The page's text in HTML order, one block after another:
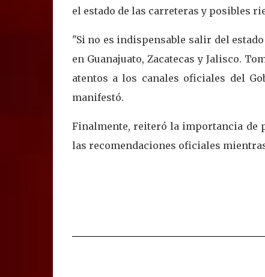
el estado de las carreteras y posibles
"Si no es indispensable salir del
en Guanajuato, Zacatecas y Jalisco.
atentos a los canales oficiales del
manifestó.
Finalmente, reiteró la importancia de
las recomendaciones oficiales